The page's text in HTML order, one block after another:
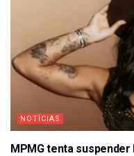
NOTÍCIAS
MPMG tenta suspender